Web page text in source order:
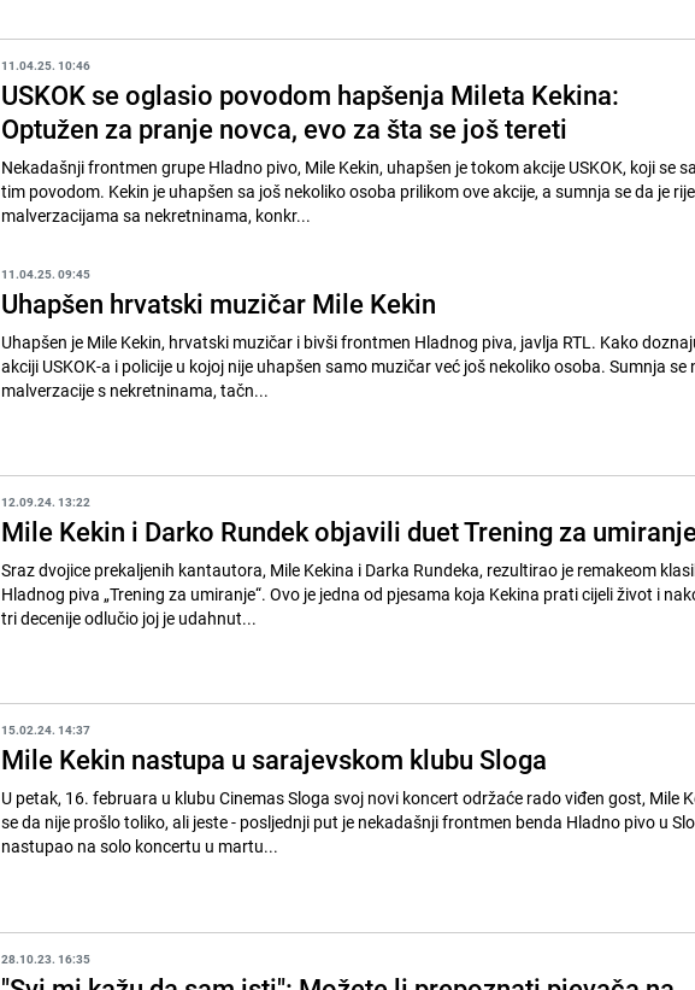
11.04.25. 10:46
USKOK se oglasio povodom hapšenja Mileta Kekina:
Optužen za pranje novca, evo za šta se još tereti
Nekadašnji frontmen grupe Hladno pivo, Mile Kekin, uhapšen je tokom akcije USKOK, koji se
tim povodom. Kekin je uhapšen sa još nekoliko osoba prilikom ove akcije, a sumnja se da je
malverzacijama sa nekretninama, konkr...
11.04.25. 09:45
Uhapšen hrvatski muzičar Mile Kekin
Uhapšen je Mile Kekin, hrvatski muzičar i bivši frontmen Hladnog piva, javlja RTL. Kako
akciji USKOK-a i policije u kojoj nije uhapšen samo muzičar već još nekoliko osoba. Sumnja se
malverzacije s nekretninama, tačn...
12.09.24. 13:22
Mile Kekin i Darko Rundek objavili duet Trening za
Sraz dvojice prekaljenih kantautora, Mile Kekina i Darka Rundeka, rezultirao je remakeom
Hladnog piva „Trening za umiranje“. Ovo je jedna od pjesama koja Kekina prati cijeli život i
tri decenije odlučio joj je udahnut...
15.02.24. 14:37
Mile Kekin nastupa u sarajevskom klubu Sloga
U petak, 16. februara u klubu Cinemas Sloga svoj novi koncert održaće rado viđen gost, Mile
se da nije prošlo toliko, ali jeste - posljednji put je nekadašnji frontmen benda Hladno pivo u
nastupao na solo koncertu u martu...
28.10.23. 16:35